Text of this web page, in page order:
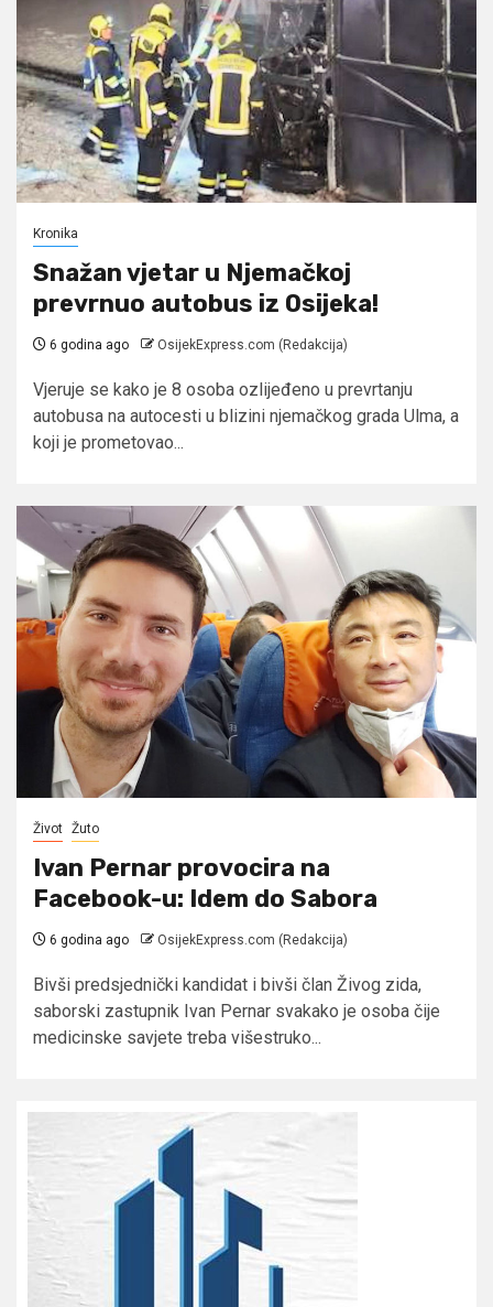
Kronika
Snažan vjetar u Njemačkoj
prevrnuo autobus iz Osijeka!
6 godina ago OsijekExpress.com (Redakcija)
Vjeruje se kako je 8 osoba ozlijeđeno u prevrtanju
autobusa na autocesti u blizini njemačkog grada Ulma, a
koji je prometovao...
Život Žuto
Ivan Pernar provocira na
Facebook-u: Idem do Sabora
6 godina ago OsijekExpress.com (Redakcija)
Bivši predsjednički kandidat i bivši član Živog zida,
saborski zastupnik Ivan Pernar svakako je osoba čije
medicinske savjete treba višestruko...